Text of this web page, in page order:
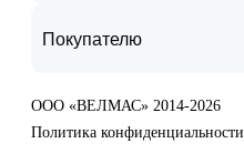
Покупателю
ООО «ВЕЛМАС» 2014-2026
Политика конфиденциальности